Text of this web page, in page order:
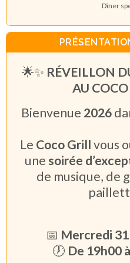
Dîner
🌟✨ RÉVEILLON
AU
Bienvenue 2026
Le Coco Grillvous
une soirée
de musique, de
📅 Mercredi
🕖 De 19h00